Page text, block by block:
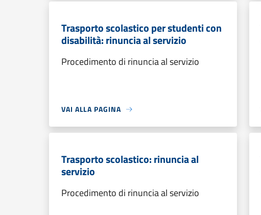
Trasporto scolastico per studenti con
disabilità: rinuncia al servizio
Procedimento di rinuncia al servizio
VAI ALLA PAGINA
Trasporto scolastico: rinuncia al
servizio
Procedimento di rinuncia al servizio